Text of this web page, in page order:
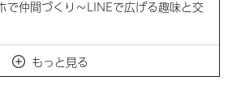
で仲間づくり～LINEで広げる趣味と交
もっと見る